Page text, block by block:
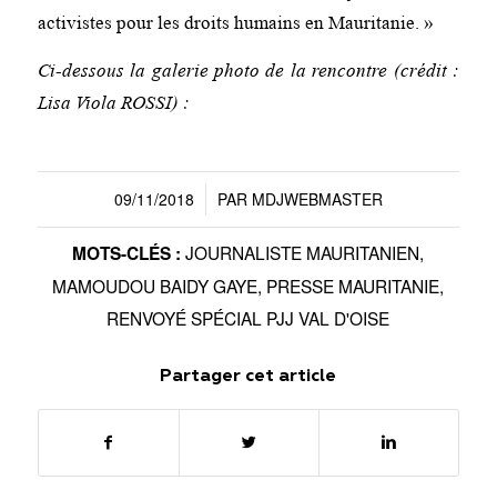
activistes pour les droits humains en Mauritanie. »
Ci-dessous la galerie photo de la rencontre (crédit :
Lisa Viola ROSSI) :
09/11/2018
/ PAR MDJWEBMASTER
MOTS-CLÉS : JOURNALISTE MAURITANIEN,
MAMOUDOU BAIDY GAYE, PRESSE MAURITANIE,
RENVOYÉ SPÉCIAL PJJ VAL D'OISE
Partager cet article